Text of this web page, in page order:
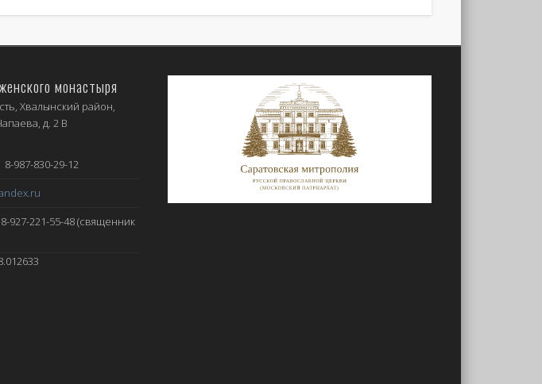
монастыря
Хвалынский район,
д. 2 В
8-987-830-29-12
8-927-221-55-48 (священник